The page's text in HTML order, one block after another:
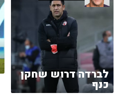
לברדה דרוש שחקן
כנף